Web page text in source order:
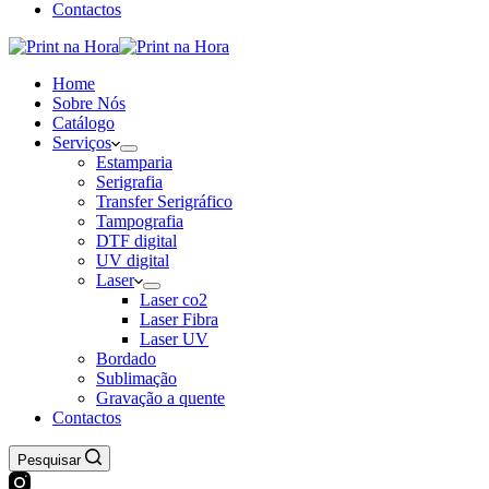
Contactos
Home
Sobre Nós
Catálogo
Serviços
Estamparia
Serigrafia
Transfer Serigráfico
Tampografia
DTF digital
UV digital
Laser
Laser co2
Laser Fibra
Laser UV
Bordado
Sublimação
Gravação a quente
Contactos
Pesquisar